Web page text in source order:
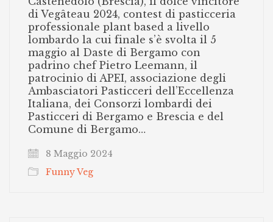
di Vegâteau 2024, contest di pasticceria
professionale plant based a livello
lombardo la cui finale s’è svolta il 5
maggio al Daste di Bergamo con
padrino chef Pietro Leemann, il
patrocinio di APEI, associazione degli
Ambasciatori Pasticceri dell’Eccellenza
Italiana, dei Consorzi lombardi dei
Pasticceri di Bergamo e Brescia e del
Comune di Bergamo…
8 Maggio 2024
Funny Veg